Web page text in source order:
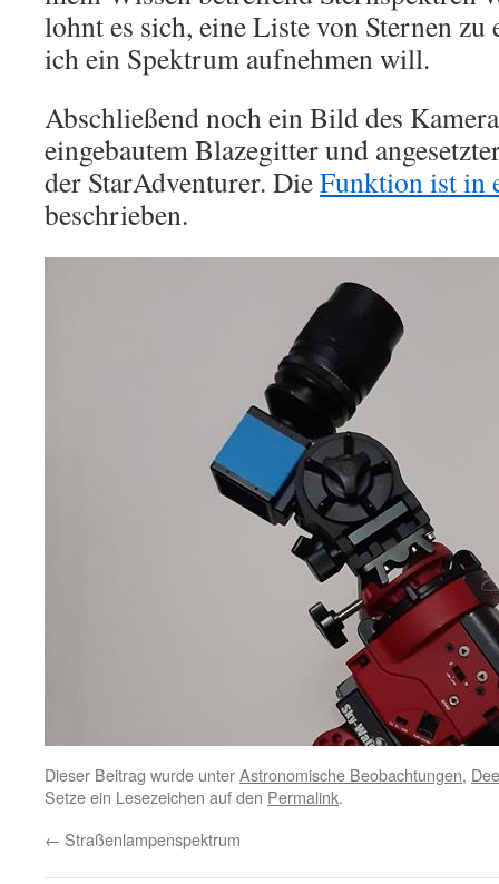
lohnt es sich, eine Liste von Sternen zu
ich ein Spektrum aufnehmen will.
Abschließend noch ein Bild des
eingebautem Blazegitter und
der StarAdventurer. DieFunktion ist in
beschrieben.
Dieser Beitrag wurde unterAstronomische Beobachtungen,
Setze ein Lesezeichen auf den Permalink.
← Straßenlampenspektrum